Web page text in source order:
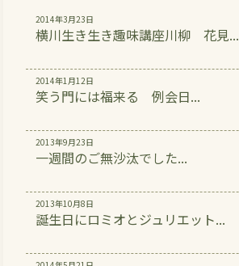
2014年3月23日
横川生き生き趣味講座川柳 花見...
2014年1月12日
笑う門には福来る 例会日...
2013年9月23日
一週間のご無沙汰でした...
2013年10月8日
誕生日にロミオとジュリエット...